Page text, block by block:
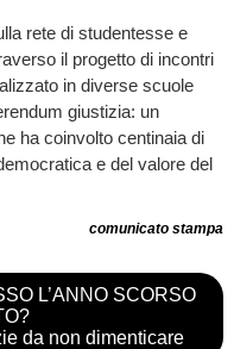
rete di studentesse e
il progetto di incontri
in diverse scuole
giustizia: un
ha coinvolto centinaia di
e del valore del
comunicato stampa
L’ANNO SCORSO
da non dimenticare